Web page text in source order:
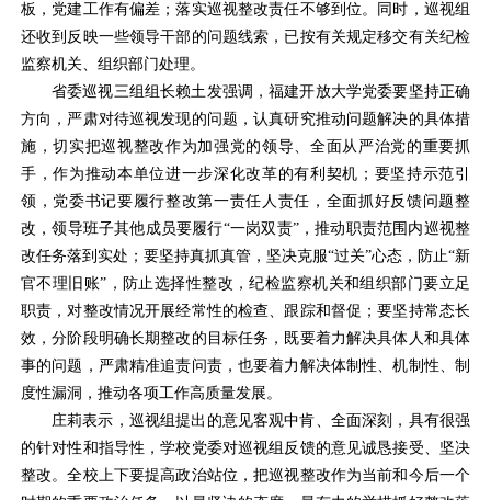
板，党建工作有偏差；落实巡视整改责任不够到位。同时，巡视组
还收到反映一些领导干部的问题线索，已按有关规定移交有关纪检
监察机关、组织部门处理。
省委巡视三组组长赖土发强调，福建开放大学党委要坚持正确
方向，严肃对待巡视发现的问题，认真研究推动问题解决的具体措
施，切实把巡视整改作为加强党的领导、全面从严治党的重要抓
手，作为推动本单位进一步深化改革的有利契机；要坚持示范引
领，党委书记要履行整改第一责任人责任，全面抓好反馈问题整
改，领导班子其他成员要履行“一岗双责”，推动职责范围内巡视整
改任务落到实处；要坚持真抓真管，坚决克服“过关”心态，防止“新
官不理旧账”，防止选择性整改，纪检监察机关和组织部门要立足
职责，对整改情况开展经常性的检查、跟踪和督促；要坚持常态长
效，分阶段明确长期整改的目标任务，既要着力解决具体人和具体
事的问题，严肃精准追责问责，也要着力解决体制性、机制性、制
度性漏洞，推动各项工作高质量发展。
庄莉表示，巡视组提出的意见客观中肯、全面深刻，具有很强
的针对性和指导性，学校党委对巡视组反馈的意见诚恳接受、坚决
整改。全校上下要提高政治站位，把巡视整改作为当前和今后一个